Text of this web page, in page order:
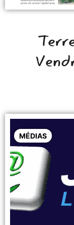
MÉDIAS